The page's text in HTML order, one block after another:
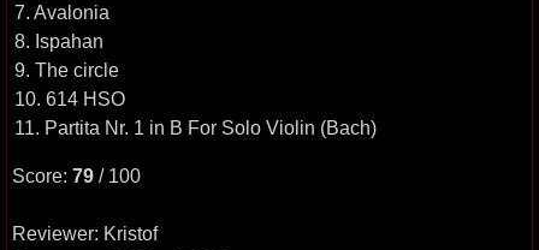
7. Avalonia
8. Ispahan
9. The circle
10. 614 HSO
11. Partita Nr. 1 in B For Solo Violin (Bach)
Score: 79 / 100
Reviewer: Kristof